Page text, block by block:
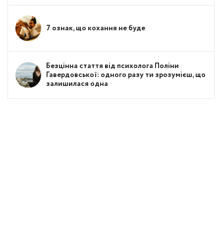
7 ознак, що кохання не буде
Безцінна стаття від психолога Поліни
Гавердовської: одного разу ти зрозумієш, що
залишилася одна